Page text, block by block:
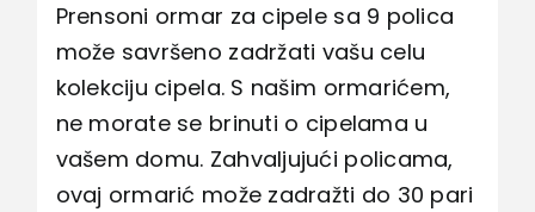
Prensoni ormar za cipele sa 9 polica
može savršeno zadržati vašu celu
kolekciju cipela. S našim ormarićem,
ne morate se brinuti o cipelama u
vašem domu. Zahvaljujući policama,
ovaj ormarić može zadražti do 30 pari